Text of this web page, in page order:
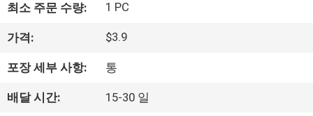
최소 주문 수량: 1 PC
가격: $3.9
포장 세부 사항: 통
배달 시간: 15-30 일